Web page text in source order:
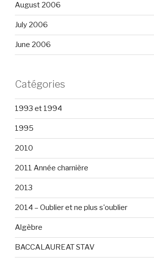
August 2006
July 2006
June 2006
Catégories
1993 et 1994
1995
2010
2011 Année charnière
2013
2014 – Oublier et ne plus s'oublier
Algèbre
BACCALAUREAT STAV